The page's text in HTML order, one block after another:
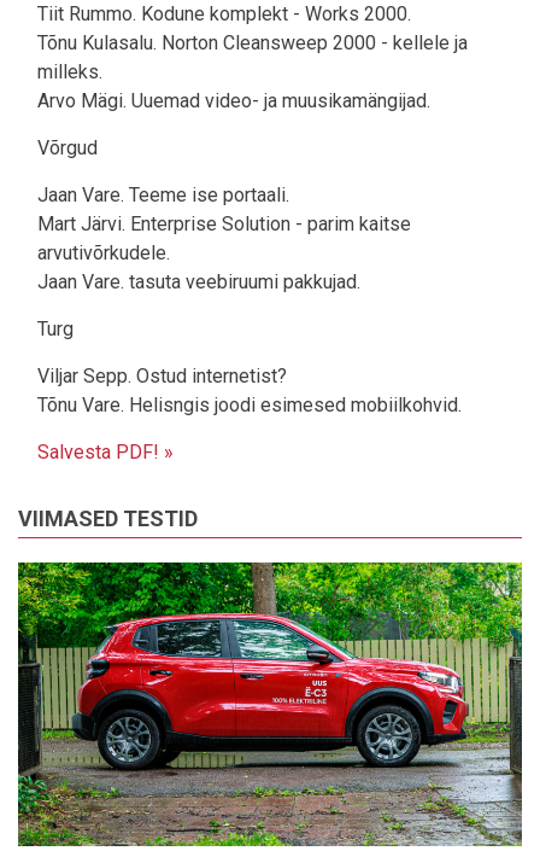
Tiit Rummo. Kodune komplekt - Works 2000.
Tõnu Kulasalu. Norton Cleansweep 2000 - kellele ja
milleks.
Arvo Mägi. Uuemad video- ja muusikamängijad.
Võrgud
Jaan Vare. Teeme ise portaali.
Mart Järvi. Enterprise Solution - parim kaitse
arvutivõrkudele.
Jaan Vare. tasuta veebiruumi pakkujad.
Turg
Viljar Sepp. Ostud internetist?
Tõnu Vare. Helisngis joodi esimesed mobiilkohvid.
Salvesta PDF! »
VIIMASED TESTID